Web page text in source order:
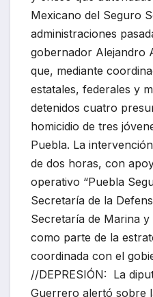
Mexicano del Seguro
administraciones
gobernador Alejandro
que, mediante
estatales, federales y
detenidos cuatro
homicidio de tres
Puebla. La
de dos horas, con
operativo “Puebla
Secretaría de la
Secretaría de Marina
como parte de la
coordinada con el
//DEPRESIÓN: La
Guerrero alertó sobre